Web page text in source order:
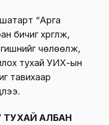
“Арга
хүргүүлж,
чөлөөлж,
тухай УИХ-ын
тавихаар
ТУХАЙ АЛБАН